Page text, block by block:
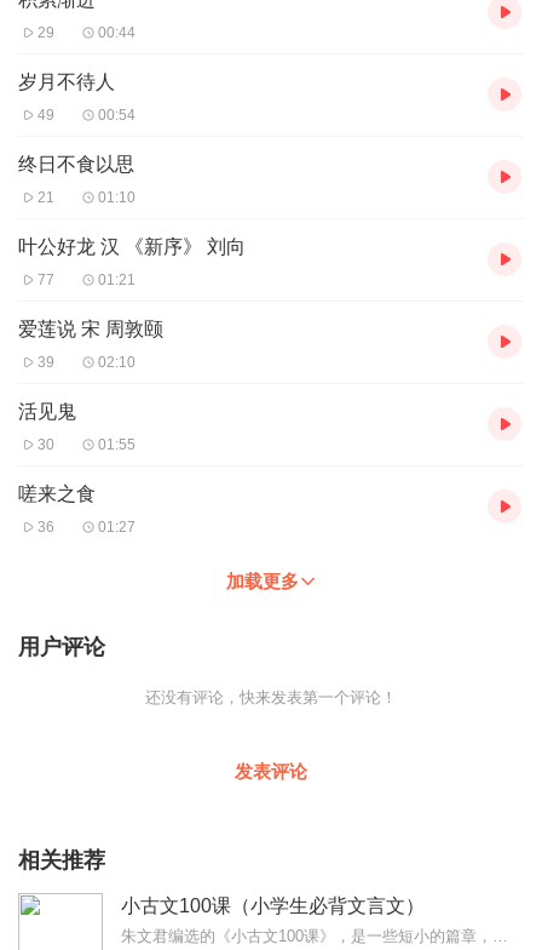
29 00:44
岁月不待人
49 00:54
终日不食以思
21 01:10
叶公好龙 汉 《新序》 刘向
77 01:21
爱莲说 宋 周敦颐
39 02:10
活见鬼
30 01:55
嗟来之食
36 01:27
加载更多
用户评论
还没有评论，快来发表第一个评论！
发表评论
相关推荐
小古文100课（小学生必背文言文）
朱文君编选的《小古文100课》，是一些短小的篇章，易于入门。这组录音以济南出版社2015版《小学生小古文100课》为为录音底本，先前选本有些篇目被更换的，作为附...